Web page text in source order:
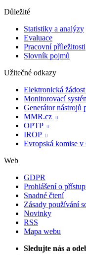
Důležité
Statistiky a analýzy
Evaluace
Pracovní příležitosti
Slovník pojmů
Užitečné odkazy
Elektronická
Monitorovací
Generátor nástrojů
MMR.cz 
OPTP 
IROP 
Evropská komise v
Web
GDPR
Prohlášení o
Snadné čtení
Zásady používání
Novinky
RSS
Mapa webu
Sledujte nás a